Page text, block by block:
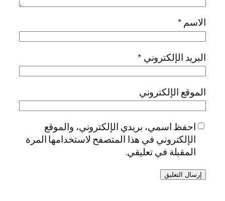
الاسم*
البريد الإلكتروني *
الموقع الإلكتروني
احفظ اسمي، بريدي الإلكتروني، والموقع
الإلكتروني في هذا المتصفح لاستخدامها المرة
المقبلة في تعليقي.